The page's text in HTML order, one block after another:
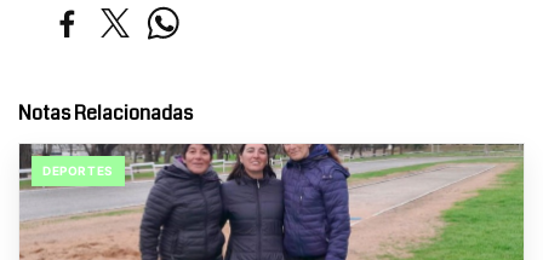
Notas Relacionadas
DEPORTES